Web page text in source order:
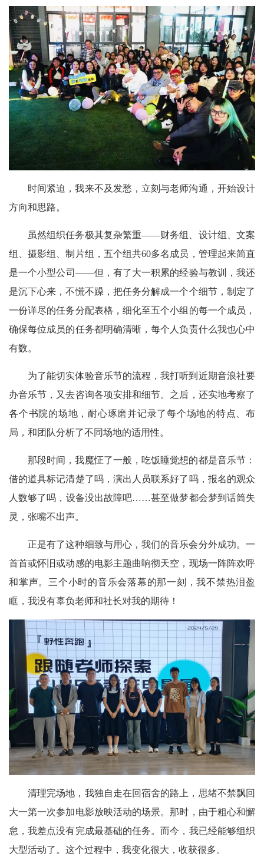
时间紧迫，我来不及发愁，立刻与老师沟通，开始设计
方向和思路。
虽然组织任务极其复杂繁重——财务组、设计组、文案
组、摄影组、制片组，五个组共60多名成员，管理起来简直
是一个小型公司——但，有了大一积累的经验与教训，我还
是沉下心来，不慌不躁，把任务分解成一个个细节，制定了
一份详尽的任务分配表格，细化至五个小组的每一个成员，
确保每位成员的任务都明确清晰，每个人负责什么我也心中
有数。
为了能切实体验音乐节的流程，我打听到近期音浪社要
办音乐节，又去咨询各项安排和细节。之后，还实地考察了
各个书院的场地，耐心琢磨并记录了每个场地的特点、布
局，和团队分析了不同场地的适用性。
那段时间，我魔怔了一般，吃饭睡觉想的都是音乐节：
借的道具标记清楚了吗，演出人员联系好了吗，报名的观众
人数够了吗，设备没出故障吧……甚至做梦都会梦到话筒失
灵，张嘴不出声。
正是有了这种细致与用心，我们的音乐会分外成功。一
首首或怀旧或动感的电影主题曲响彻天空，现场一阵阵欢呼
和掌声。三个小时的音乐会落幕的那一刻，我不禁热泪盈
眶，我没有辜负老师和社长对我的期待！
清理完场地，我独自走在回宿舍的路上，思绪不禁飘回
大一第一次参加电影放映活动的场景。那时，由于粗心和懈
怠，我差点没有完成最基础的任务。而今，我已经能够组织
大型活动了。这个过程中，我变化很大，收获很多。